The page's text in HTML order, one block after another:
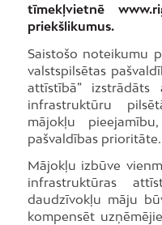
tīmekļvietnē
priekšlikumus.
Saistošo noteikumu
valstspilsētas
attīstībā”
infrastruktūru
mājokļu
pašvaldības prioritāte.
Mājokļu izbūve
infrastruktūras
daudzīvokļu māju
kompensēt